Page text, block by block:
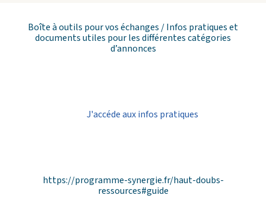
Boîte à outils pour vos échanges / Infos pratiques et
documents utiles pour les différentes catégories
d’annonces
J'accéde aux infos pratiques
https://programme-synergie.fr/haut-doubs-
ressources#guide